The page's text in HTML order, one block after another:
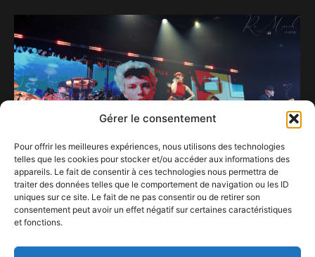
Gérer le consentement
Pour offrir les meilleures expériences, nous utilisons des technologies
telles que les cookies pour stocker et/ou accéder aux informations des
appareils. Le fait de consentir à ces technologies nous permettra de
traiter des données telles que le comportement de navigation ou les ID
uniques sur ce site. Le fait de ne pas consentir ou de retirer son
consentement peut avoir un effet négatif sur certaines caractéristiques
et fonctions.
OK KO Tour marque (enfin) le retour sur scène
9 mars 2026